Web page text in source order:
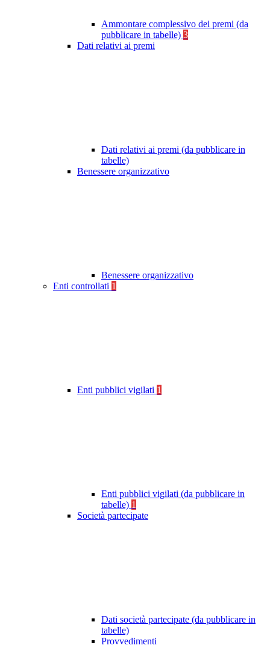
Ammontare complessivo dei premi (da
pubblicare in tabelle) 3
Dati relativi ai premi
Dati relativi ai premi (da pubblicare in
tabelle)
Benessere organizzativo
Benessere organizzativo
Enti controllati 1
Enti pubblici vigilati 1
Enti pubblici vigilati (da pubblicare in
tabelle) 1
Società partecipate
Dati società partecipate (da pubblicare in
tabelle)
Provvedimenti